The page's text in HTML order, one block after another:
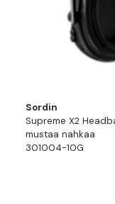
Sordin
Supreme X2
mustaa nahkaa
301004-10G